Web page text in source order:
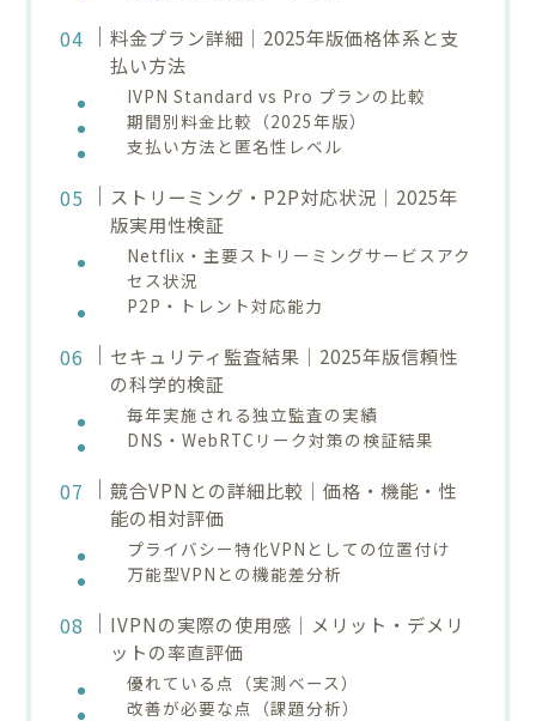
料金プラン詳細｜2025年版価格体系と支
払い方法
IVPN Standard vs Pro プランの比較
期間別料金比較（2025年版）
支払い方法と匿名性レベル
ストリーミング・P2P対応状況｜2025年
版実用性検証
Netflix・主要ストリーミングサービスアク
セス状況
P2P・トレント対応能力
セキュリティ監査結果｜2025年版信頼性
の科学的検証
毎年実施される独立監査の実績
DNS・WebRTCリーク対策の検証結果
競合VPNとの詳細比較｜価格・機能・性
能の相対評価
プライバシー特化VPNとしての位置付け
万能型VPNとの機能差分析
IVPNの実際の使用感｜メリット・デメリ
ットの率直評価
優れている点（実測ベース）
改善が必要な点（課題分析）